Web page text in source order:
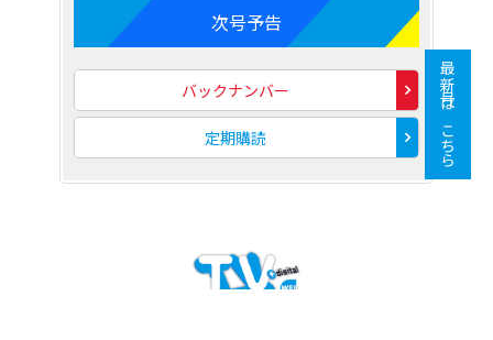
次号予告
バックナンバー
定期購読 最新号はこちら